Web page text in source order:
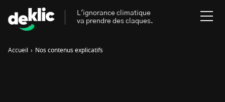
Accueil › Nos contenus explicatifs
L'ignorance climatique
va prendre des claques.